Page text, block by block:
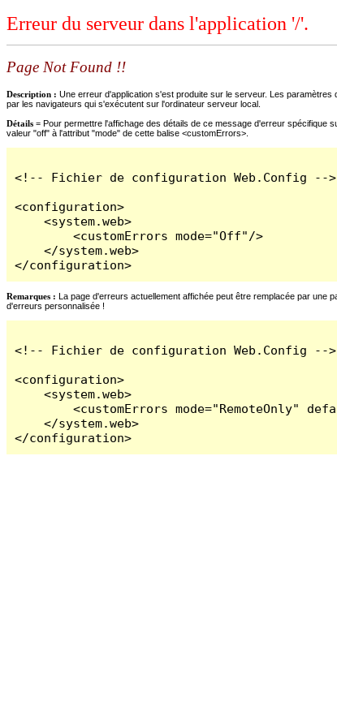
Erreur du serveur dans l'application '/'.
Page Not Found !!
Description : Une erreur d'application s'est produite sur le serveur. Les
par les navigateurs qui s'exécutent sur l'ordinateur serveur local.
Détails = Pour permettre l'affichage des détails de ce message d'erreur spécifique
valeur "off" à l'attribut "mode" de cette balise <customErrors>.
<!-- Fichier de configuration Web.Config -->
<configuration>
    <system.web>
        <customErrors mode="Off"/>
    </system.web>
</configuration>
Remarques : La page d'erreurs actuellement affichée peut être remplacée par une
d'erreurs personnalisée !
<!-- Fichier de configuration Web.Config -->
<configuration>
    <system.web>
<customErrors mode="RemoteOnly"
    </system.web>
</configuration>